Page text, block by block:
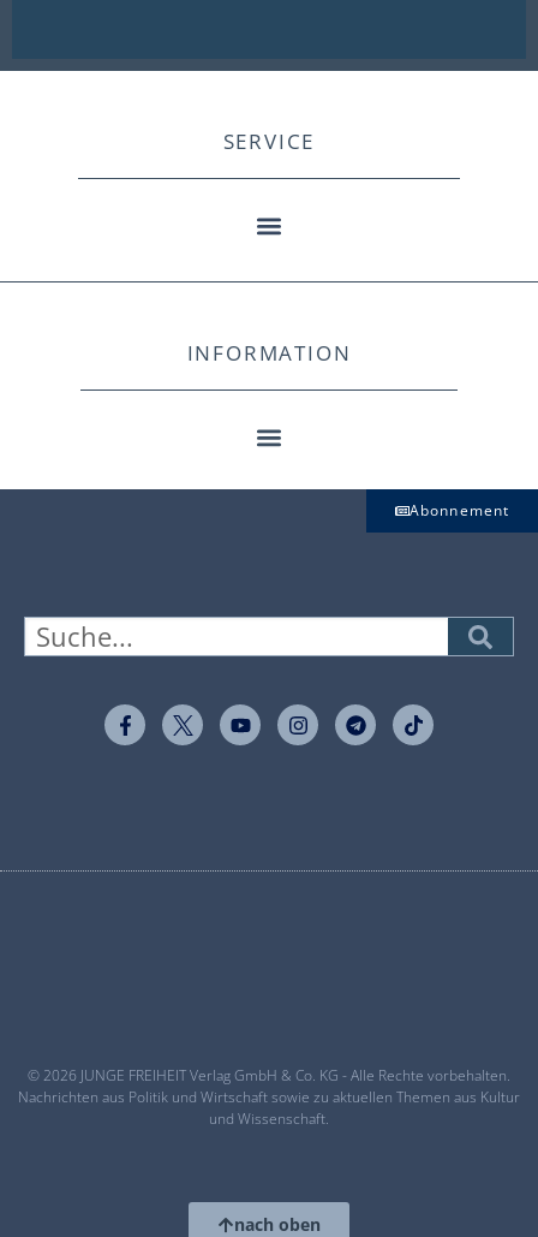
SERVICE
INFORMATION
Abonnement
© 2026 JUNGE FREIHEIT Verlag GmbH & Co. KG - Alle Rechte vorbehalten.
Nachrichten aus Politik und Wirtschaft sowie zu aktuellen Themen aus Kultur
und Wissenschaft.
nach oben